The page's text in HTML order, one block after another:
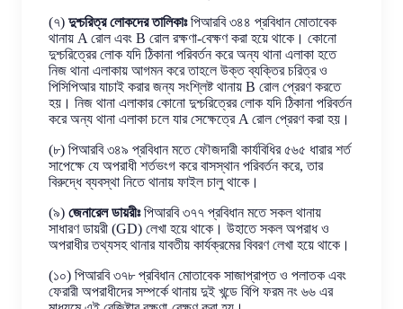
(৭) দুশ্চরিত্র লোকদের তালিকাঃপিআরবি ৩৪৪ প্রবিধান মোতাবেক
থানায় A রোল এবং B রোল রক্ষণা-বেক্ষণ করা হয়ে থাকে। কোনো
দুশ্চরিত্রের লোক যদি ঠিকানা পরিবর্তন করে অন্য থানা এলাকা হতে
নিজ থানা এলাকায় আগমন করে তাহলে উক্ত ব্যক্তির চরিত্র ও
পিসিপিআর যাচাই করার জন্য সংশ্লিষ্ট থানায় B রোল প্রেরণ করতে
হয়। নিজ থানা এলাকার কোনো দুশ্চরিত্রের লোক যদি ঠিকানা পরিবর্তন
করে অন্য থানা এলাকা চলে যার সেক্ষেত্রে A রোল প্রেরণ করা হয়।
(৮) পিআরবি ৩৪৯ প্রবিধান মতে ফৌজদারী কার্যবিধির ৫৬৫ ধারার শর্ত
সাপেক্ষে যে অপরাধী শর্তভংগ করে বাসস্থান পরিবর্তন করে, তার
বিরুদ্ধে ব্যবস্থা নিতে থানায় ফাইল চালু থাকে।
(৯) জেনারেল ডায়রীঃপিআরবি ৩৭৭ প্রবিধান মতে সকল থানায়
সাধারণ ডায়রী (GD) লেখা হয়ে থাকে। উহাতে সকল অপরাধ ও
অপরাধীর তথ্যসহ থানার যাবতীয় কার্যক্রমের বিবরণ লেখা হয়ে থাকে।
(১০) পিআরবি ৩৭৮ প্রবিধান মোতাবেক সাজাপ্রাপ্ত ও পলাতক এবং
ফেরারী অপরাধীদের সম্পর্কে থানায় দুই খন্ডে বিপি ফরম নং ৬৬ এর